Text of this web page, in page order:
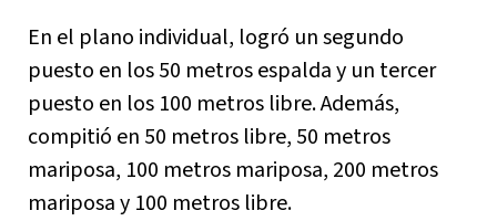
En el plano individual, logró un segundo
puesto en los 50 metros espalda y un tercer
puesto en los 100 metros libre. Además,
compitió en 50 metros libre, 50 metros
mariposa, 100 metros mariposa, 200 metros
mariposa y 100 metros libre.